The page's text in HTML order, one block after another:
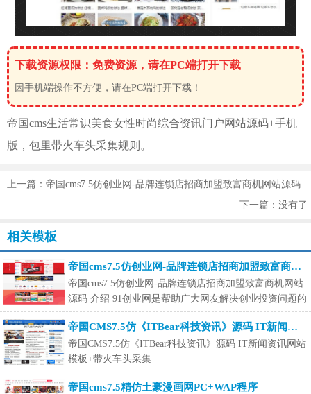
下载资源权限：免费资源，请在PC端打开下载
因手机端操作不方便，请在PC端打开下载！
帝国cms生活常识美食女性时尚综合资讯门户网站源码+手机
版，包里带火车头采集规则。
上一篇：帝国cms7.5仿创业网-品牌连锁店招商加盟致富商机网站源码
下一篇：没有了
相关模板
帝国cms7.5仿创业网-品牌连锁店招商加盟致富商机网站源码
帝国cms7.5仿创业网-品牌连锁店招商加盟致富商机网站
源码 介绍 91创业网是帮助广大网友解决创业投资问题的
招商加盟
帝国CMS7.5仿《ITBear科技资讯》源码 IT新闻资讯网站模板+带火车头采集
帝国CMS7.5仿《ITBear科技资讯》源码 IT新闻资讯网站
模板+带火车头采集
帝国cms7.5精仿土豪漫画网PC+WAP程序